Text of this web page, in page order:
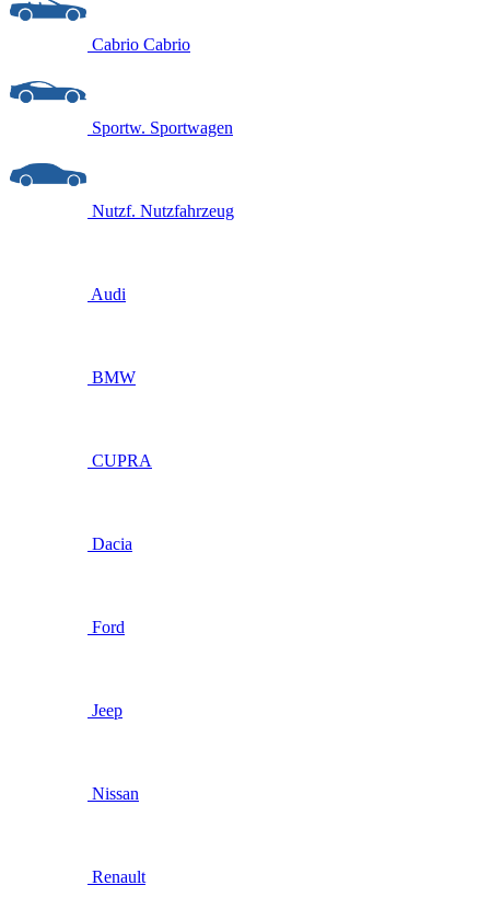
Cabrio Cabrio
Sportw. Sportwagen
Nutzf. Nutzfahrzeug
Audi
BMW
CUPRA
Dacia
Ford
Jeep
Nissan
Renault